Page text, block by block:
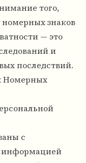
того,
номерных знаков
— это
и
последствий.
Номерных
с
информацией